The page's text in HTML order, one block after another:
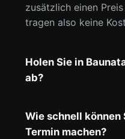
zusätzlich einen
tragen also keine
Holen Sie in
ab?
Wie schnell können
Termin machen?